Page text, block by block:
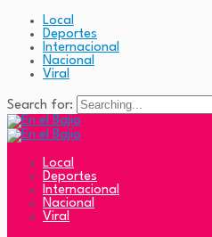
Local
Deportes
Internacional
Nacional
Viral
Search for:
Local
Deportes
Internacional
Nacional
Viral